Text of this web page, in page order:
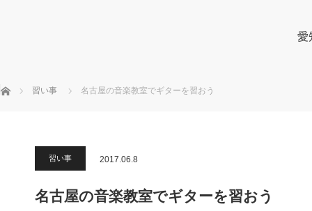
愛
ホーム 習い事 名古屋の音楽教室でギターを習おう
習い事 2017.06.8
名古屋の音楽教室でギターを習おう